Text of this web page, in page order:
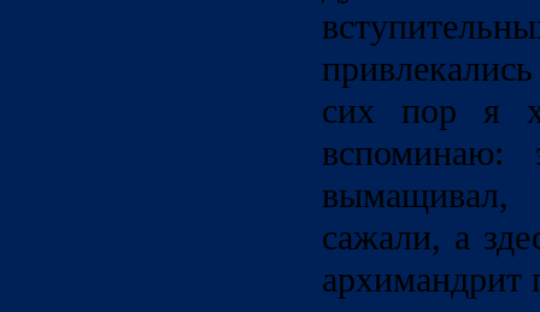
сих пор я
вспоминаю:
сажали, а
архимандрит